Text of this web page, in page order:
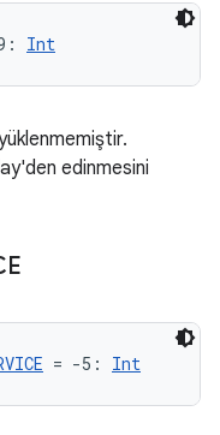
Int
edinmesini
= -5: Int